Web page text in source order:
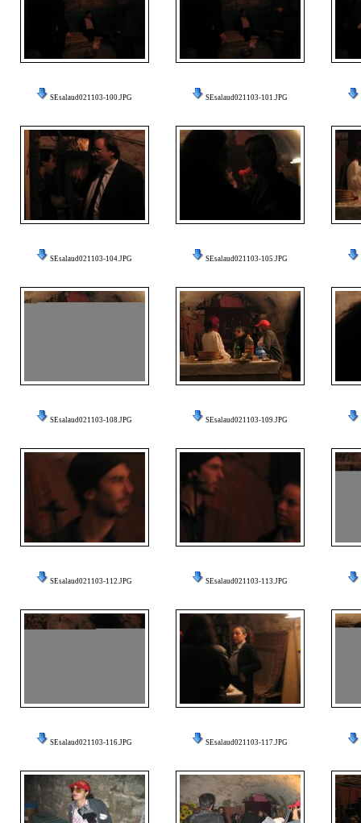
SEsalaud021103-100.JPG SEsalaud021103-101.JPG
SEsalaud021103-104.JPG SEsalaud021103-105.JPG
SEsalaud021103-108.JPG SEsalaud021103-109.JPG
SEsalaud021103-112.JPG SEsalaud021103-113.JPG
SEsalaud021103-116.JPG SEsalaud021103-117.JPG